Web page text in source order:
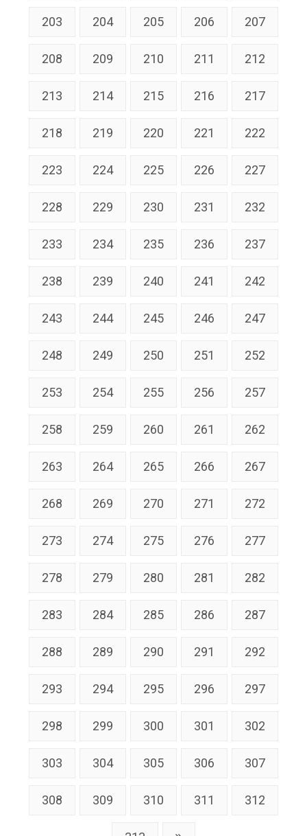
203 204 205 206 207
208 209 210 211 212
213 214 215 216 217
218 219 220 221 222
223 224 225 226 227
228 229 230 231 232
233 234 235 236 237
238 239 240 241 242
243 244 245 246 247
248 249 250 251 252
253 254 255 256 257
258 259 260 261 262
263 264 265 266 267
268 269 270 271 272
273 274 275 276 277
278 279 280 281 282
283 284 285 286 287
288 289 290 291 292
293 294 295 296 297
298 299 300 301 302
303 304 305 306 307
308 309 310 311 312